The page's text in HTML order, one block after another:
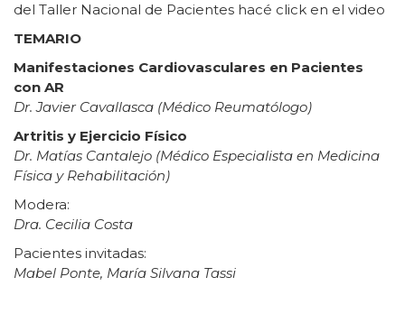
del Taller Nacional de Pacientes hacé click en el video
TEMARIO
Manifestaciones Cardiovasculares en Pacientes
con AR
Dr. Javier Cavallasca (Médico Reumatólogo)
Artritis y Ejercicio Físico
Dr. Matías Cantalejo (Médico Especialista en Medicina
Física y Rehabilitación)
Modera:
Dra. Cecilia Costa
Pacientes invitadas:
Mabel Ponte, María Silvana Tassi